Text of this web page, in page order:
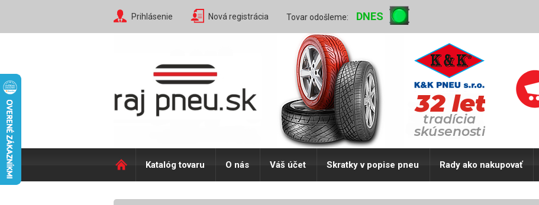
Prihlásenie Nová registrácia Tovar odošleme: DNES
Katalóg tovaru O nás Váš účet Skratky v popise pneu Rady ako nakupovať